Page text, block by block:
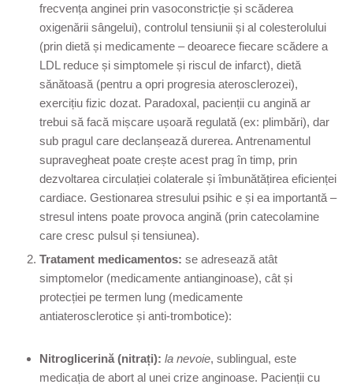
frecvența anginei prin vasoconstricție și scăderea
oxigenării sângelui), controlul tensiunii și al colesterolului
(prin dietă și medicamente – deoarece fiecare scădere a
LDL reduce și simptomele și riscul de infarct), dietă
sănătoasă (pentru a opri progresia aterosclerozei),
exercițiu fizic dozat. Paradoxal, pacienții cu angină ar
trebui să facă mișcare ușoară regulată (ex: plimbări), dar
sub pragul care declanșează durerea. Antrenamentul
supravegheat poate crește acest prag în timp, prin
dezvoltarea circulației colaterale și îmbunătățirea eficienței
cardiace. Gestionarea stresului psihic e și ea importantă –
stresul intens poate provoca angină (prin catecolamine
care cresc pulsul și tensiunea).
Tratament medicamentos: se adresează atât
simptomelor (medicamente antianginoase), cât și
protecției pe termen lung (medicamente
antiaterosclerotice și anti-trombotice):
Nitroglicerină (nitrați): la nevoie, sublingual, este
medicația de abort al unei crize anginoase. Pacienții cu